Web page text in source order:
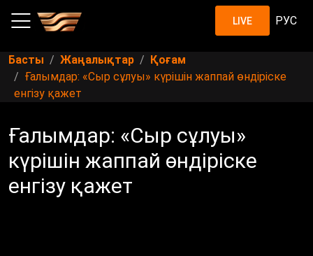
LIVE РУС
Басты Жаңалықтар
Қоғам
Ғалымдар: «Сыр сұлуы» күрішін жаппай өндіріске
енгізу қажет
Ғалымдар: «Сыр сұлуы»
күрішін жаппай өндіріске
енгізу қажет